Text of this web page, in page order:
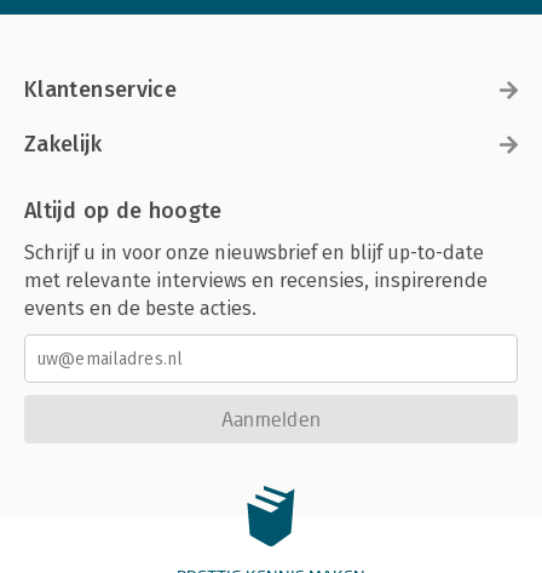
Klantenservice
Zakelijk
Altijd op de hoogte
Schrijf u in voor onze nieuwsbrief en blijf up-to-date
met relevante interviews en recensies, inspirerende
events en de beste acties.
Aanmelden